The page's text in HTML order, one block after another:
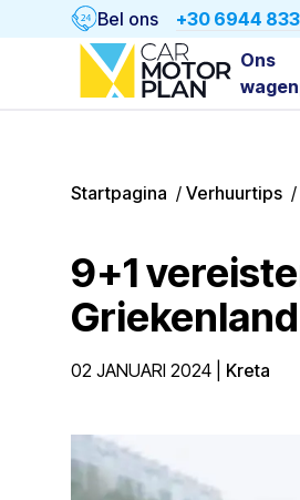
Bel ons +30 6944
Ons
Startpagina / Verhuurtips /
9+1
Griekenland
02 JANUARI 2024 Kreta